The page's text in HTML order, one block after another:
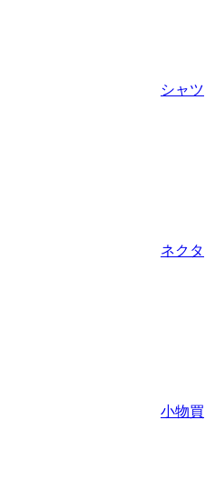
シャツ
ネクタ
小物買